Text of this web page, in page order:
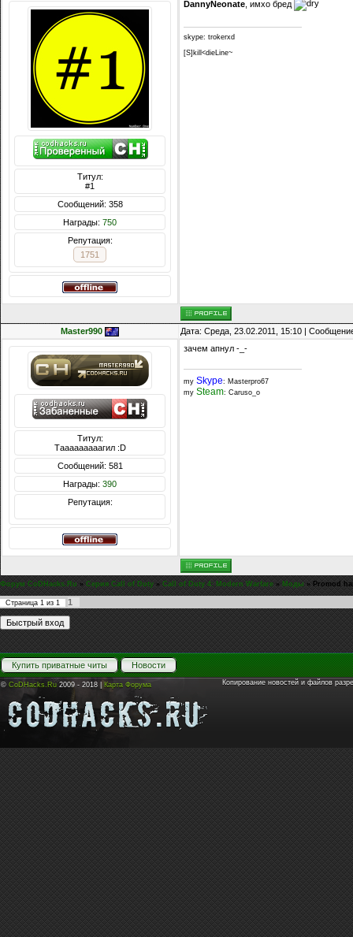
Титул:
#1
Сообщений: 358
Награды: 750
Репутация:
1751
DannyNeonate , имхо бред
skype: trokerxd
[S]kill<dieLine~
Master990 Дата: Среда, 23.02.2011, 15:10 |
Титул:
Тааааааааагил :D
Сообщений: 581
Награды: 390
Репутация:
зачем апнул -_-
my Skype: Masterpro67
my Steam: Caruso_o
Форум CoDHacks.Ru » Серия Call of Duty » Call of Duty 4: Modern Warfare » Моды » Promod
Страница 1 из 1 1
Купить приватные читы Новости
© CoDHacks.Ru 2009 - 2018 | Карта Форума Копирование новостей и файлов